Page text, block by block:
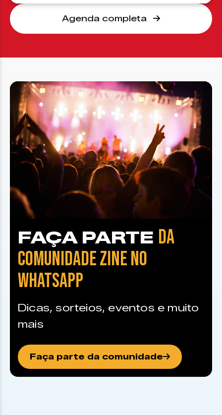
Agenda completa
FAÇA PARTE DA
COMUNIDADE ZINE NO
WHATSAPP
Dicas, sorteios, eventos e muito
mais
Faça parte da comunidade